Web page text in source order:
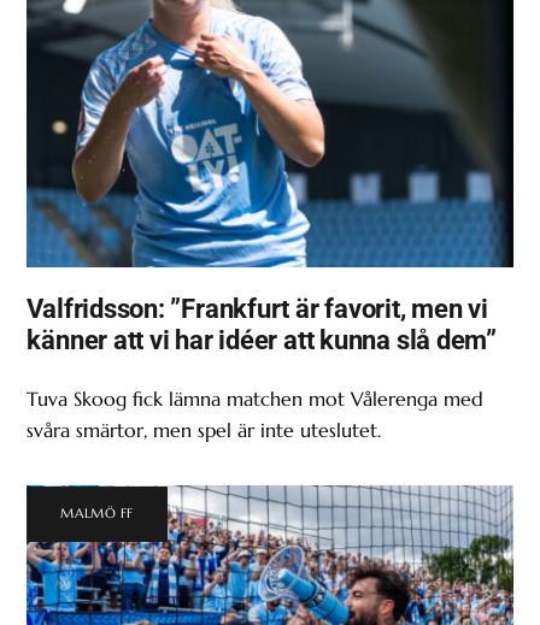
Valfridsson: ”Frankfurt är favorit, men vi
känner att vi har idéer att kunna slå dem”
Tuva Skoog fick lämna matchen mot Vålerenga med
svåra smärtor, men spel är inte uteslutet.
MALMÖ FF